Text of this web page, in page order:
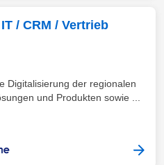
/ CRM / Vertrieb
Digitalisierung der regionalen
und Produkten sowie ...